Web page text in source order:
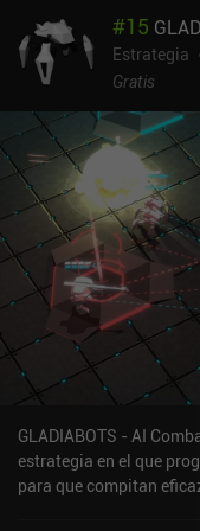
estar lleno de
juego mucha rejugabilidad. Las ilustraciones son
poco inspiradoras, y el
de un juego de mesa,
plano. En el lado
buenas y transmiten un
dependiendo del personaje. Unmatched cuesta 7,99
opción de comprar
lanzados
Dado que el juego
precio es bastante caro. En general, aunque la jugabilidad no sea
la más original, el tema
grande jugando a
#15
Estrategia
Gratis
GLADIABOTS - AI
estrategia en el que
para que compitan